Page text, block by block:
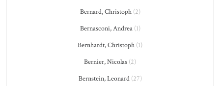
Bernard, Christoph(2)
Bernasconi, Andrea(1)
Bernhardt, Christoph (1)
Bernier, Nicolas (2)
Bernstein, Leonard(27)